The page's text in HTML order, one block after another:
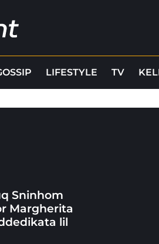
LIFESTYLE TV
Sninhom
Margherita
lil